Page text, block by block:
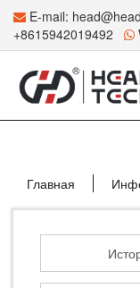
E-mail:
+8615942019492
Главная